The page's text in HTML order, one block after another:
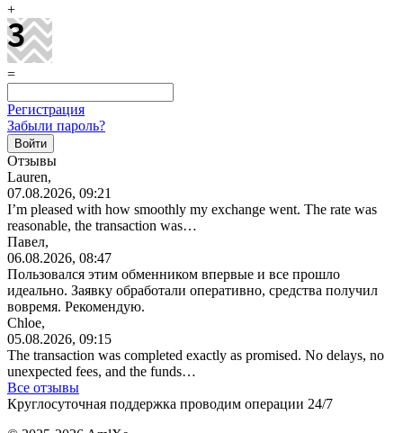
+
=
Регистрация
Забыли пароль?
Отзывы
Lauren,
07.08.2026, 09:21
I’m pleased with how smoothly my exchange went. The rate was
reasonable, the transaction was…
Павел,
06.08.2026, 08:47
Пользовался этим обменником впервые и все прошло
идеально. Заявку обработали оперативно, средства получил
вовремя. Рекомендую.
Chloe,
05.08.2026, 09:15
The transaction was completed exactly as promised. No delays, no
unexpected fees, and the funds…
Все отзывы
Круглосуточная поддержка проводим операции 24/7